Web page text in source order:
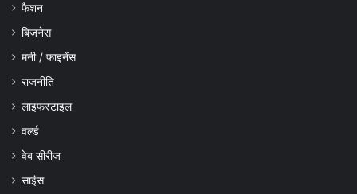
फैशन
बिज़नेस
मनी / फाइनेंस
राजनीति
लाइफस्टाइल
वर्ल्ड
वेब सीरीज
साइंस